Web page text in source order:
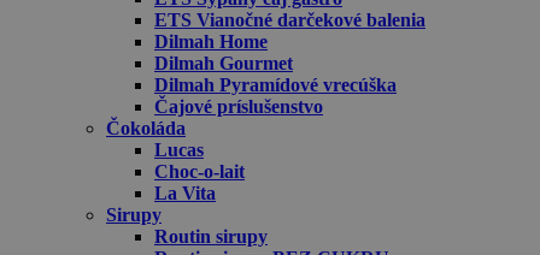
ETS Vianočné darčekové balenia
Dilmah Home
Dilmah Gourmet
Dilmah Pyramídové vrecúška
Čajové príslušenstvo
Čokoláda
Lucas
Choc-o-lait
La Vita
Sirupy
Routin sirupy